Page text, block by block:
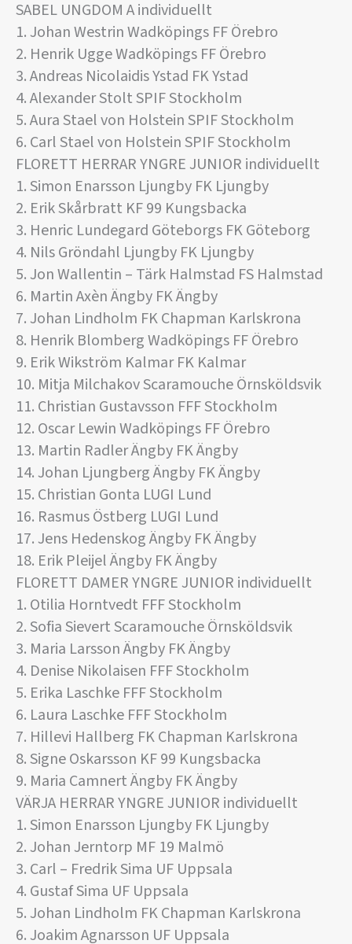
SABEL UNGDOM A individuellt
1. Johan Westrin Wadköpings FF Örebro
2. Henrik Ugge Wadköpings FF Örebro
3. Andreas Nicolaidis Ystad FK Ystad
4. Alexander Stolt SPIF Stockholm
5. Aura Stael von Holstein SPIF Stockholm
6. Carl Stael von Holstein SPIF Stockholm
FLORETT HERRAR YNGRE JUNIOR individuellt
1. Simon Enarsson Ljungby FK Ljungby
2. Erik Skårbratt KF 99 Kungsbacka
3. Henric Lundegard Göteborgs FK Göteborg
4. Nils Gröndahl Ljungby FK Ljungby
5. Jon Wallentin – Tärk Halmstad FS Halmstad
6. Martin Axèn Ängby FK Ängby
7. Johan Lindholm FK Chapman Karlskrona
8. Henrik Blomberg Wadköpings FF Örebro
9. Erik Wikström Kalmar FK Kalmar
10. Mitja Milchakov Scaramouche Örnsköldsvik
11. Christian Gustavsson FFF Stockholm
12. Oscar Lewin Wadköpings FF Örebro
13. Martin Radler Ängby FK Ängby
14. Johan Ljungberg Ängby FK Ängby
15. Christian Gonta LUGI Lund
16. Rasmus Östberg LUGI Lund
17. Jens Hedenskog Ängby FK Ängby
18. Erik Pleijel Ängby FK Ängby
FLORETT DAMER YNGRE JUNIOR individuellt
1. Otilia Horntvedt FFF Stockholm
2. Sofia Sievert Scaramouche Örnsköldsvik
3. Maria Larsson Ängby FK Ängby
4. Denise Nikolaisen FFF Stockholm
5. Erika Laschke FFF Stockholm
6. Laura Laschke FFF Stockholm
7. Hillevi Hallberg FK Chapman Karlskrona
8. Signe Oskarsson KF 99 Kungsbacka
9. Maria Camnert Ängby FK Ängby
VÄRJA HERRAR YNGRE JUNIOR individuellt
1. Simon Enarsson Ljungby FK Ljungby
2. Johan Jerntorp MF 19 Malmö
3. Carl – Fredrik Sima UF Uppsala
4. Gustaf Sima UF Uppsala
5. Johan Lindholm FK Chapman Karlskrona
6. Joakim Agnarsson UF Uppsala